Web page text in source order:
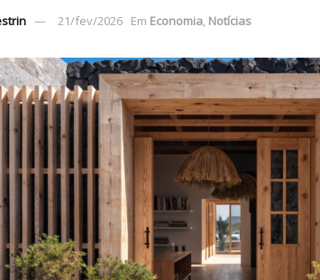
21/fev/2026 Em Economia, Notícias